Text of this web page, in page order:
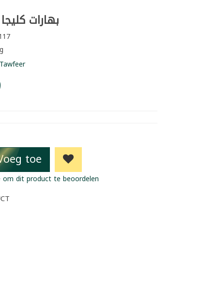
بهارات كليجا
Tawfeer
toe
om dit product te beoordelen